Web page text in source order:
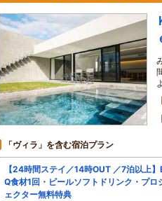
「ヴィラ」を含む宿泊プラン
【24時間ステイ／14時OUT ／7泊以上】
Q食材1回・ビールソフトドリンク・プロ
ェクター無料特典